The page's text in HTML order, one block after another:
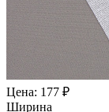
Цена: 177 ₽
Ширина